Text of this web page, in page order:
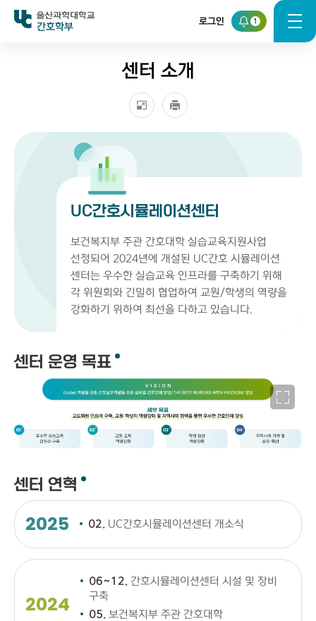
로그인 1
간호학부
센터 소개
UC간호시뮬레이션센터
보건복지부 주관 간호대학 실습교육지원사업
선정되어 2024년에 개설된 UC간호 시뮬레이션
센터는 우수한 실습교육 인프라를 구축하기 위해
각 위원회와 긴밀히 협업하여 교원/학생의 역량을
강화하기 위하여 최선을 다하고 있습니다.
센터 운영 목표
센터 연혁
2025 02. UC간호시뮬레이션센터 개소식
2024
06~12. 간호시뮬레이션센터 시설 및 장비
구축
05. 보건복지부 주관 간호대학